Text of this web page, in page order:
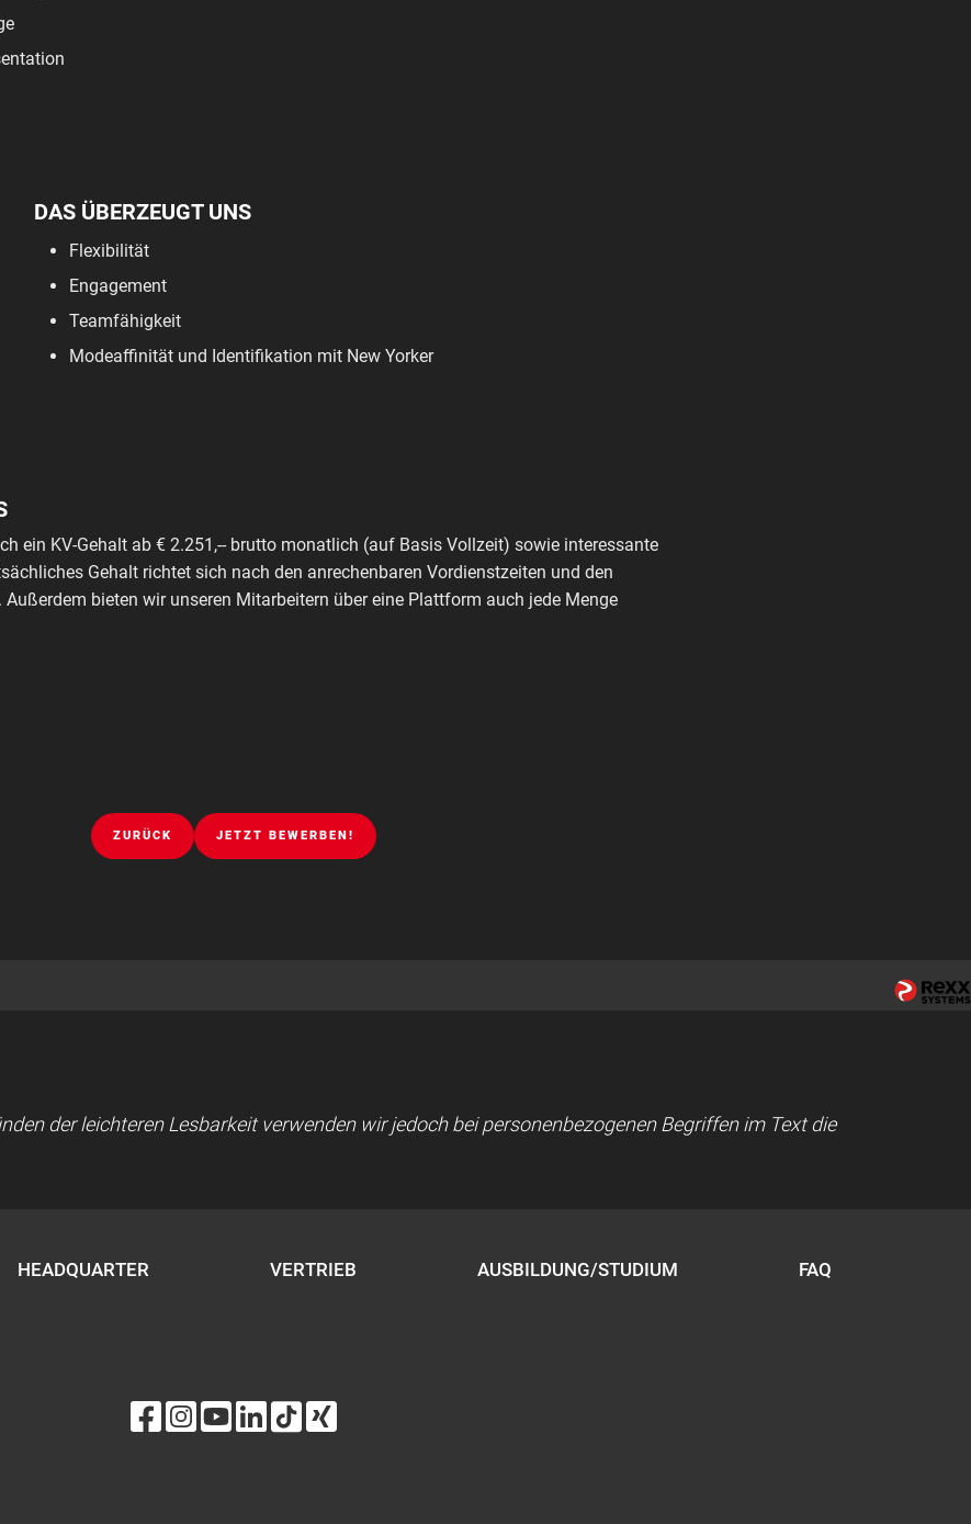
DAS ÜBERZEUGT UNS
Flexibilität
Engagement
Teamfähigkeit
Modeaffinität und Identifikation mit New Yorker
ein KV-Gehalt ab € 2.251,-- brutto monatlich (auf Basis Vollzeit) sowie interessante
Gehalt richtet sich nach den anrechenbaren Vordienstzeiten und den
bieten wir unseren Mitarbeitern über eine Plattform auch jede Menge
ZURÜCK JETZT BEWERBEN!
der leichteren Lesbarkeit verwenden wir jedoch bei personenbezogenen Begriffen im Text die
HEADQUARTER VERTRIEB AUSBILDUNG/STUDIUM FAQ